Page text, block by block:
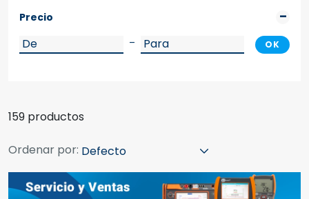
Precio
–
OK
159 productos
Ordenar por: